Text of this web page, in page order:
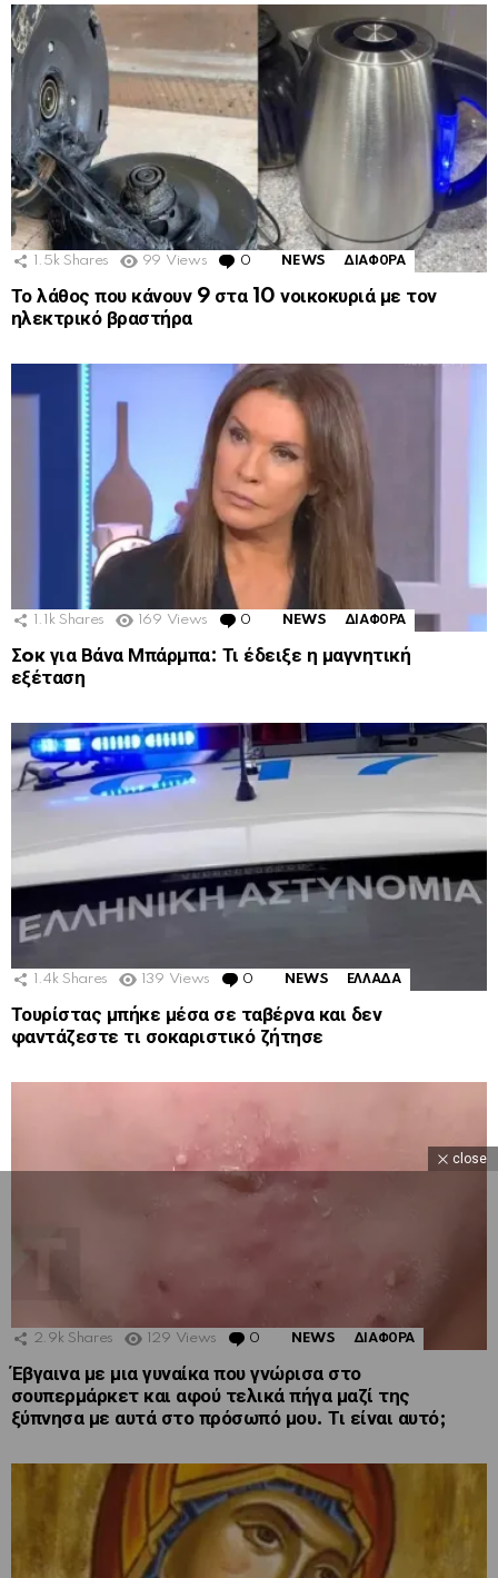
1.5k Shares 99 Views 0 Comments
NEWS ΔΙΑΦΟΡΑ
Το λάθος που κάνουν 9 στα 10 νοικοκυριά με τον
ηλεκτρικό βραστήρα
1.1k Shares 169 Views 0 Comments
NEWS ΔΙΑΦΟΡΑ
Σoκ για Βάνα Μπάρμπα: Τι έδειξε η μαγνητική
εξέταση
1.4k Shares 139 Views 0 Comments
NEWS ΕΛΛΑΔΑ
Τουρίστας μπήκε μέσα σε ταβέρνα και δεν
φαντάζεστε τι σοκαριστικό ζήτησε
2.9k Shares 129 Views 0 Comments
NEWS ΔΙΑΦΟΡΑ
Έβγαινα με μια γυναίκα που γνώρισα στο
σουπερμάρκετ και αφού τελικά πήγα μαζί της
ξύπνησα με αυτά στο πρόσωπό μου. Τι είναι αυτό;
close